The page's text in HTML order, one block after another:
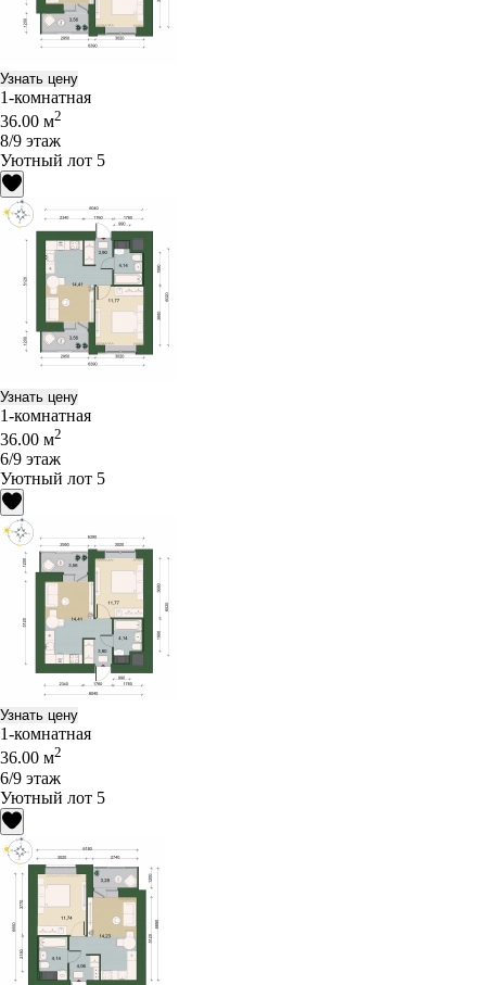
Узнать цену
1-комнатная
36.00 м2
8/9 этаж
Уютный лот 5
Узнать цену
1-комнатная
36.00 м2
6/9 этаж
Уютный лот 5
Узнать цену
1-комнатная
36.00 м2
6/9 этаж
Уютный лот 5